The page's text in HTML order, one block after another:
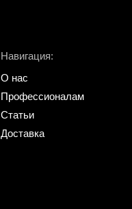
Навигация:
О нас
Профессионалам
Статьи
Доставка